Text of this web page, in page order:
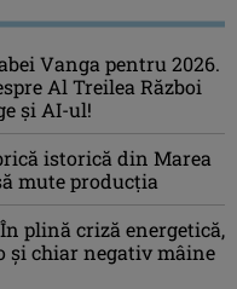
Vanga pentru 2026.
Al Treilea Război
și AI-ul!
istorică din Marea
mute producția
plină criză energetică,
și chiar negativ mâine